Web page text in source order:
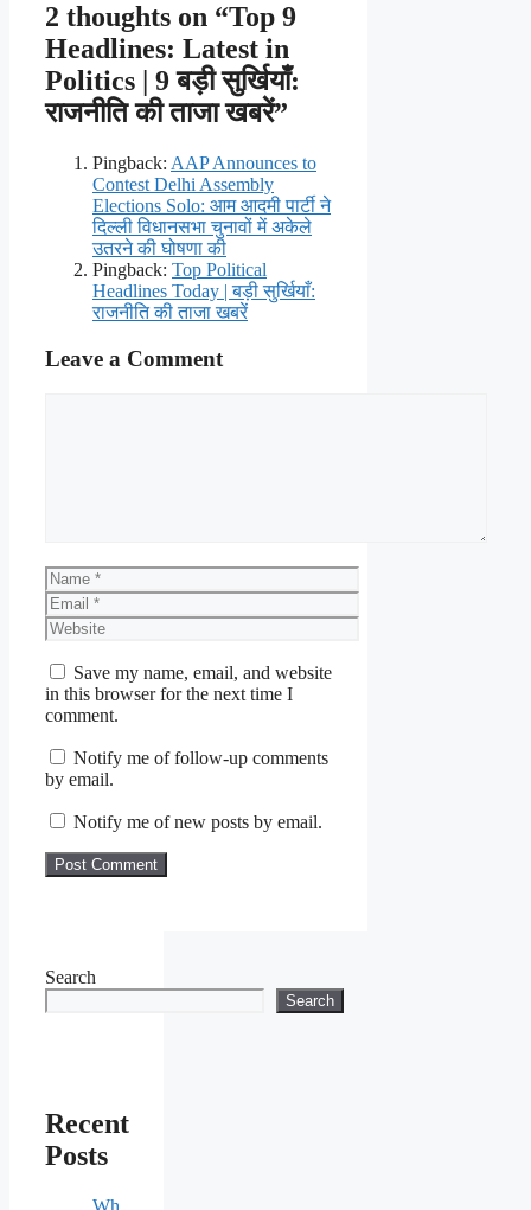
2 thoughts on “Top 9
Headlines: Latest in
Politics | 9 बड़ी सुर्खियाँ:
राजनीति की ताजा खबरें”
Pingback: AAP Announces to
Contest Delhi Assembly
Elections Solo: आम आदमी पार्टी ने
दिल्ली विधानसभा चुनावों में अकेले
उतरने की घोषणा की
Pingback: Top Political
Headlines Today | बड़ी सुर्खियाँ:
राजनीति की ताजा खबरें
Leave a Comment
Name
Email
Website
Save my name, email, and website
in this browser for the next time I
comment.
Notify me of follow-up comments
by email.
Notify me of new posts by email.
Search
Search
Recent
Posts